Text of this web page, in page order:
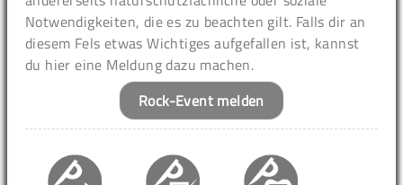
Notwendigkeiten, die es zu beachten gilt. Falls dir an
diesem Fels etwas Wichtiges aufgefallen ist, kannst
du hier eine Meldung dazu machen.
Rock-Event melden